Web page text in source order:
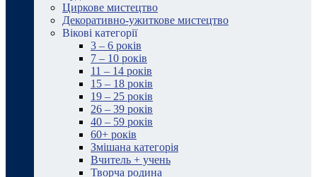
Циркове мистецтво
Декоративно-ужиткове мистецтво
Вікові категорії
3 – 6 років
7 – 10 років
11 – 14 років
15 – 18 років
19 – 25 років
26 – 39 років
40 – 59 років
60+ років
Змішана категорія
Вчитель + учень
Творча родина